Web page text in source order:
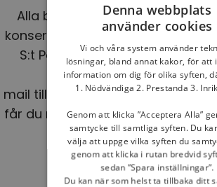
Alla barn som vill vara med
konserten är välkomna kl 11.00 till
S:t Persgatan 9 då vi börjar
anmäla ditt barn skickar
mail till
får du mer information och
i förväg.
16.30-17.10 - Den röda
Denna webbplats
använder cookies
Vi och våra system använder
lösningar, bland annat kakor, för att
information om dig för olika syften,
1. Nödvändiga 2. Prestanda 3.
Genom att klicka ”Acceptera Alla”
samtycke till samtliga syften. Du
välja att uppge vilka syften du
genom att klicka i rutan bredvid
sedan ”Spara inställningar”.
Du kan när som helst ta tillbaka ditt